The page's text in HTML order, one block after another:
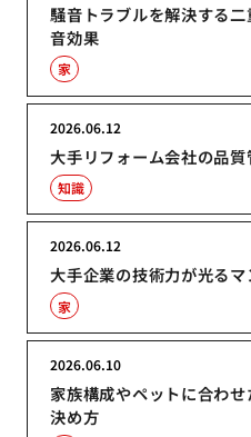
騒音トラブルを解決する
音効果
家
大手リフォーム会社の品
2026.06.12
知識
大手企業の技術力が光る
2026.06.12
家
家族構成やペットに合わ
決め方
2026.06.10